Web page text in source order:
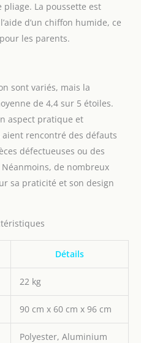
bébé parfait
RICHE ET
L'ensemble
un matelas,
moustiquaire et un
pieds
pliage. La poussette est
d’un chiffon humide, ce
les parents.
sont variés, mais la
de 4,4 sur 5 étoiles.
aspect pratique et
rencontré des défauts
défectueuses ou des
de nombreux
sa praticité et son design
Détails
22 kg
90 cm x 60 cm x 96 cm
Polyester, Aluminium